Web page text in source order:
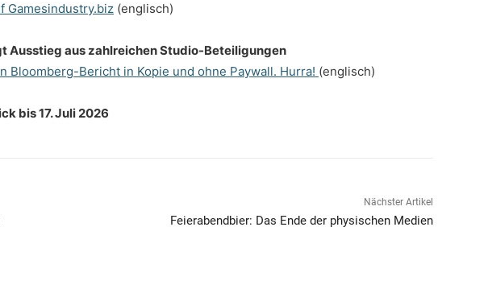
Gamesindustry.biz (englisch)
Ausstieg aus zahlreichen Studio-Beteiligungen
Bloomberg-Bericht in Kopie und ohne Paywall. Hurra! (englisch)
bis 17. Juli 2026
Nächster Artikel
Feierabendbier: Das Ende der physischen Medien